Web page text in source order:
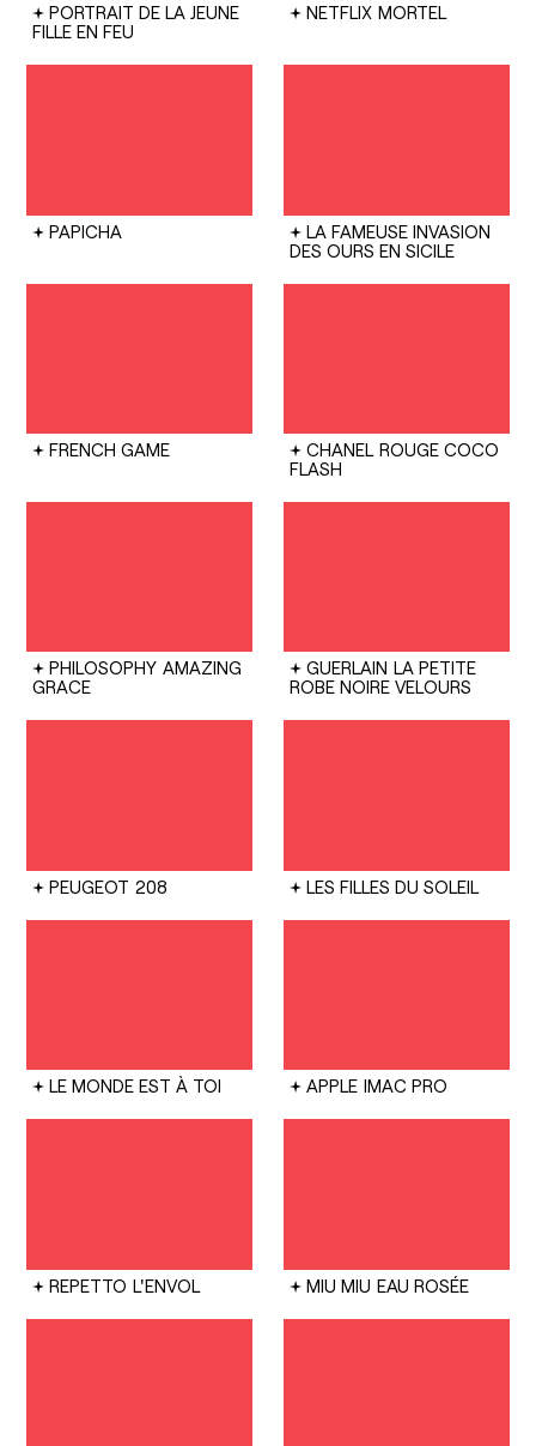
PORTRAIT DE LA JEUNE
FILLE EN FEU
NETFLIX MORTEL
PAPICHA
LA FAMEUSE INVASION
DES OURS EN SICILE
FRENCH GAME CHANEL ROUGE COCO
FLASH
PHILOSOPHY AMAZING
GRACE
GUERLAIN LA PETITE
ROBE NOIRE VELOURS
PEUGEOT 208 LES FILLES DU SOLEIL
LE MONDE EST À TOI APPLE IMAC PRO
REPETTO L'ENVOL MIU MIU EAU ROSÉE